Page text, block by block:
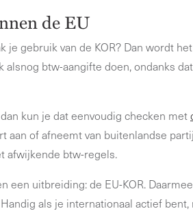
de EU
je gebruik van de KOR? Dan wordt
btw-aangifte doen, ondanks
kun je dat eenvoudig checken met
aan of afneemt van buitenlandse
afwijkende btw-regels.
een uitbreiding: de EU-KOR.
als je internationaal actief